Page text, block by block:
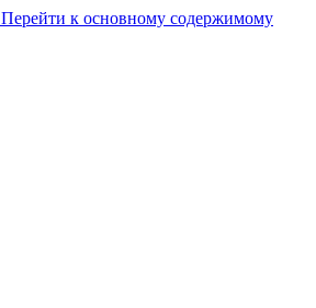
Перейти к основному содержимому